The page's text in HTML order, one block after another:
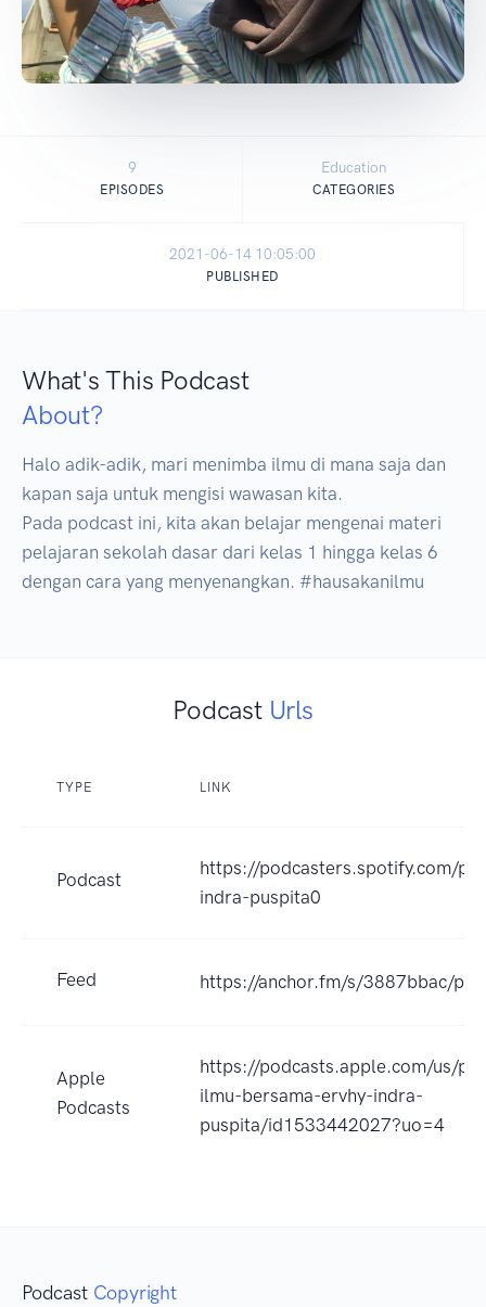
9
EPISODES
Education
CATEGORIES
2021-06-14 10:05:00
PUBLISHED
What's This Podcast
About?
Halo adik-adik, mari menimba ilmu di mana saja dan
kapan saja untuk mengisi wawasan kita.
Pada podcast ini, kita akan belajar mengenai materi
pelajaran sekolah dasar dari kelas 1 hingga kelas 6
dengan cara yang menyenangkan. #hausakanilmu
Podcast Urls
TYPE LINK
Podcast
https://podcasters.spotify.com/
indra-puspita0
Feed https://anchor.fm/s/3887bbac/
Apple
Podcasts
https://podcasts.apple.com/us/
ilmu-bersama-ervhy-indra-
puspita/id1533442027?uo=4
Podcast Copyright